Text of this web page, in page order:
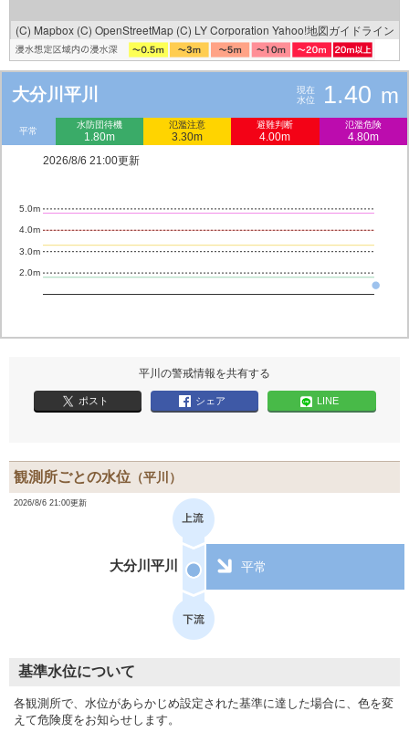
(C) Mapbox (C) OpenStreetMap (C) LY Corporation Yahoo!地図ガイドライン
大分川平川
現在
水位
1.40 m
平常
水防団待機
1.80m
氾濫注意
3.30m
避難判断
4.00m
氾濫危険
4.80m
2026/8/6 21:00更新
2.0m
3.0m
4.0m
5.0m
平川の警戒情報を共有する
ポスト シェア LINE
観測所ごとの水位 （平川）
2026/8/6 21:00更新
大分川平川 平常
基準水位について
各観測所で、水位があらかじめ設定された基準に達した場合に、色を変
えて危険度をお知らせします。